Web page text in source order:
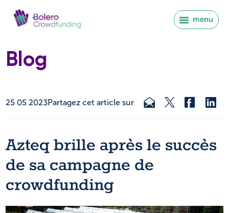
menu
Se connecter
Blog
25 05 2023Partagez cet article sur
Azteq brille après le succès
de sa campagne de
crowdfunding